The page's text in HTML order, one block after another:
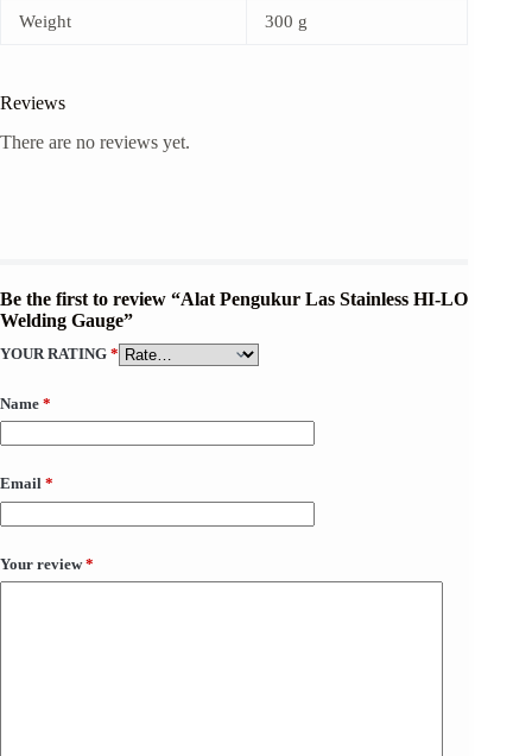
Weight 300 g
Reviews
There are no reviews yet.
Be the first to review “Alat Pengukur Las Stainless HI-LO
Welding Gauge”
YOUR RATING *
Name *
Email *
Your review*